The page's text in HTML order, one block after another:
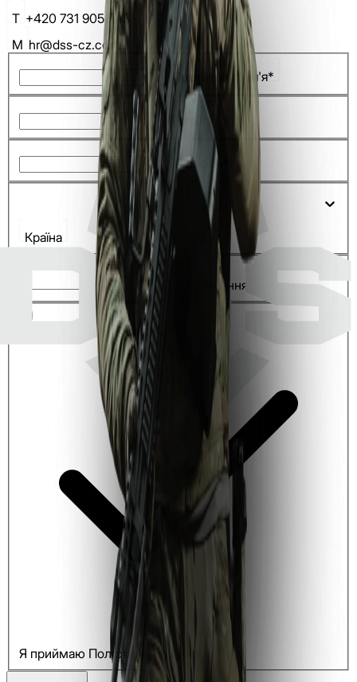
T +420 731 905 543
M hr@dss-cz.com
Прізвище та ім'я*
Email*
Телефон*
Країна
Повідомлення
Я приймаю Положення та умови.*